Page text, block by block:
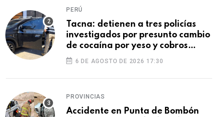
PERÚ
Tacna: detienen a tres policías
investigados por presunto cambio
de cocaína por yeso y cobros
ilegales
6 DE AGOSTO DE 2026 17:30
PROVINCIAS
Accidente en Punta de Bombón